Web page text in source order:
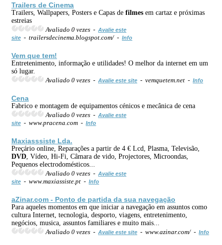
Trailers de Cinema
Trailers, Wallpapers, Posters e Capas de filmes em cartaz e próximas
estreias
Avaliado 0 vezes - Avalie este
site - trailersdecinema.blogspot.com/ - Info
Vem que tem!
Entretenimento, informação e utilidades! O melhor da internet em um
só lugar.
Avaliado 0 vezes - Avalie este site - vemquetem.net - Info
Cena
Fabrico e montagem de equipamentos cénicos e mecânica de cena
Avaliado 0 vezes - Avalie este
site - www.pracena.com - Info
Maxiasssiste Lda.
Preçário online, Reparações a partir de 4 € Lcd, Plasma, Televisão,
DVD , Vídeo, Hi-Fi, Câmara de vido, Projectores, Microondas,
Pequenos electrodomésticos...
Avaliado 0 vezes - Avalie este
site - www.maxiassiste.pt - Info
aZinar.com - Ponto de partida da sua navegação
Para aqueles momentos em que iniciar a navegação em assuntos como
cultura Internet, tecnologia, desporto, viagens, entretenimento,
negócios, musica, assuntos familiares e muito mais...
Avaliado 0 vezes - Avalie este site - www.azinar.com/ - Info